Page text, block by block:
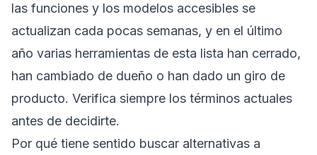
las funciones y los modelos accesibles se
actualizan cada pocas semanas, y en el último
año varias herramientas de esta lista han cerrado,
han cambiado de dueño o han dado un giro de
producto. Verifica siempre los términos actuales
antes de decidirte.
Por qué tiene sentido buscar alternativas a